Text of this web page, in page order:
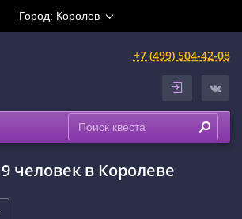
Город: Королев
+7 (499) 504-42-08
человек в Королеве